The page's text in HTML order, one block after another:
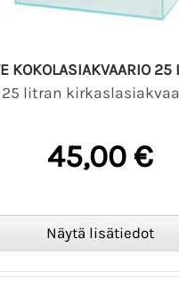
KOKOLASIAKVAARIO 25
litran
45,00 €